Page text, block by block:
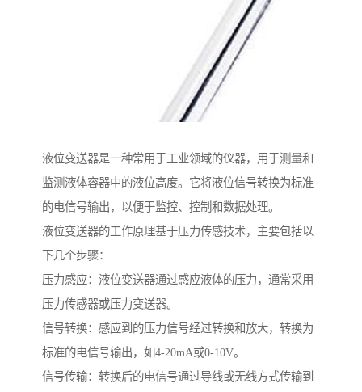
液位变送器是一种常用于工业领域的仪器，用于测量和
监测液体容器中的液位高度。它将液位信号转换为标准
的电信号输出，以便于监控、控制和数据处理。
液位变送器的工作原理基于压力传感技术，主要包括以
下几个步骤：
压力感应：液位变送器通过感应液体的压力，通常采用
压力传感器或压力变送器。
信号转换：感应到的压力信号经过转换和放大，转换为
标准的电信号输出，如4-20mA或0-10V。
信号传输：转换后的电信号通过导线或无线方式传输到